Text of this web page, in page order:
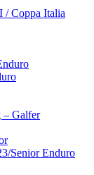
/ Coppa Italia
– Galfer
Senior Enduro